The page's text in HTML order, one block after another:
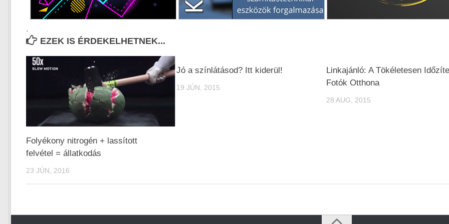
.
EZEK IS ÉRDEKELHETNEK...
Folyékony nitrogén + lassított
felvétel = állatkodás
23 JÚN, 2016
Jó a színlátásod? Itt kiderül!
19 JÚN, 2015
Linkajánló: A Tökéletesen
Fotók Otthona
28 AUG, 2015